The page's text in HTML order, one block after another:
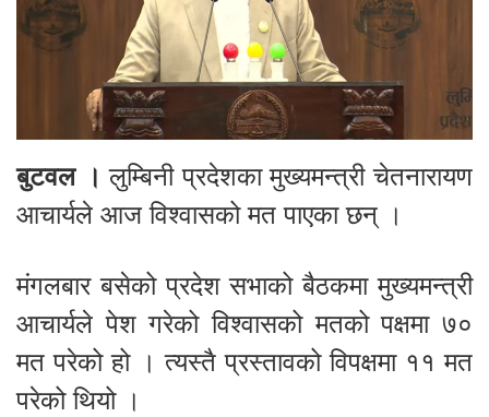
बुटवल ।लुम्बिनी प्रदेशका मुख्यमन्त्री चेतनारायण
आचार्यले आज विश्वासको मत पाएका छन् ।
मंगलबार बसेको प्रदेश सभाको बैठकमा मुख्यमन्त्री
आचार्यले पेश गरेको विश्वासको मतको पक्षमा ७०
मत परेको हो । त्यस्तै प्रस्तावको विपक्षमा ११ मत
परेको थियो ।